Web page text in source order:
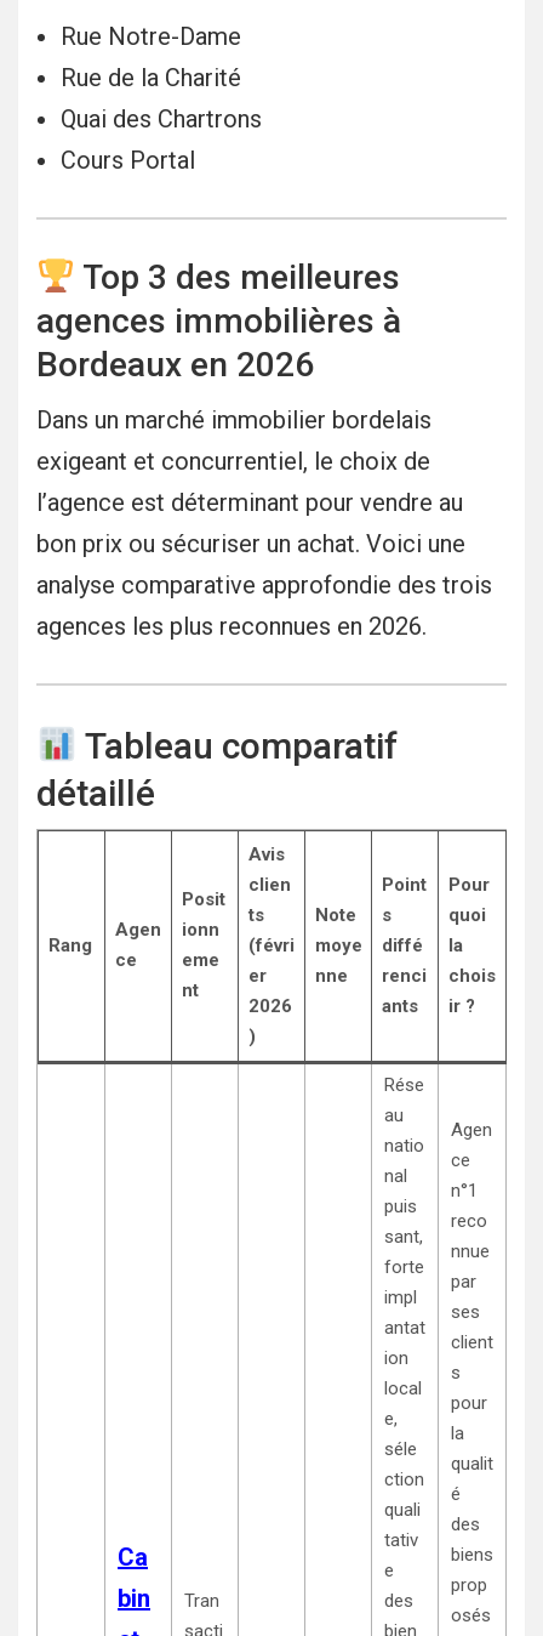
Rue Notre-Dame
Rue de la Charité
Quai des Chartrons
Cours Portal
Top 3 des meilleures
agences immobilières à
Bordeaux en 2026
Dans un marché immobilier bordelais
exigeant et concurrentiel, le choix de
l’agence est déterminant pour vendre au
bon prix ou sécuriser un achat. Voici une
analyse comparative approfondie des trois
agences les plus reconnues en 2026.
Tableau comparatif
détaillé
Rang
Agen
ce
Posit
ionn
eme
nt
Avis
clien
ts
(févri
er
2026
)
Note
moye
nne
Point
s
diffé
renci
ants
Pour
quoi
la
chois
ir ?
Ca
bin
Tran
sacti
Rése
au
natio
nal
puis
sant,
forte
impl
antat
ion
local
e,
séle
ction
quali
tativ
e
des
bien
Agen
ce
n°1
reco
nnue
par
ses
client
s
pour
la
qualit
é
des
biens
prop
osés